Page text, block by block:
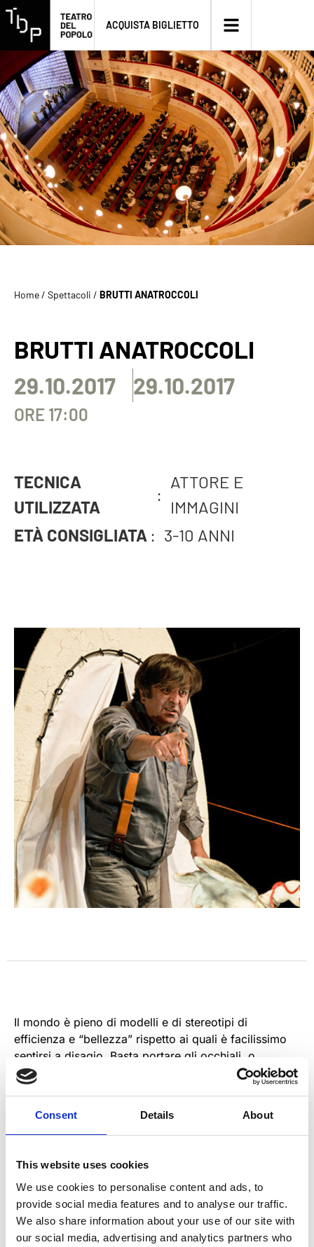
Consent Details About
This website uses cookies
We use cookies to personalise content and ads, to
provide social media features and to analyse our traffic.
We also share information about your use of our site with
our social media, advertising and analytics partners who
ACQUISTA BIGLIETTO
Home/ Spettacoli / BRUTTI ANATROCCOLI
BRUTTI ANATROCCOLI
29.10.2017 29.10.2017
ORE 17:00
TECNICA
UTILIZZATA
:
ATTORE E
IMMAGINI
ETÀ CONSIGLIATA : 3-10 ANNI
Il mondo è pieno di modelli e di stereotipi di
efficienza e “bellezza” rispetto ai quali è facilissimo
sentirsi a disagio. Basta portare gli occhiali, o
metterci un po’ più degli altri a leggere una frase, o
avere la pelle un po’ più scura, o essere un po’
occhiali, strumenti musicali, lo spettacolo cerca di
emozionare intorno all’idea che tutti, possano cercare